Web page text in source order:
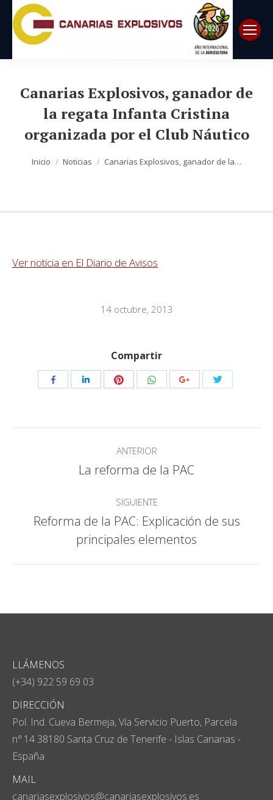
Canarias Explosivos, ganador de
la regata Infanta Cristina
organizada por el Club Náutico
Inicio Noticias Canarias Explosivos, ganador de la…
Ver noticia en El Diario de Avisos
14 octubre, 2013
Compartir
CompartirCompartirCompartirCompartir CompartirCompartir
Navegación
publicaciones
ANTERIOR
Publicación
La reforma de la PAC
SIGUIENTE
Publicación
siguiente:
Reforma de la PAC: Explicación de sus
principales elementos
LLÁMENOS
(+34) 922 59 69 03
DIRECCIÓN
Pol. Ind. Cueva Bermeja, Vía Servicio Puerto, Parcela
n°.14 38180 Santa Cruz de Tenerife - Islas Canarias -
España
MAIL
canariasexplosivos@canariasexplosivos.es